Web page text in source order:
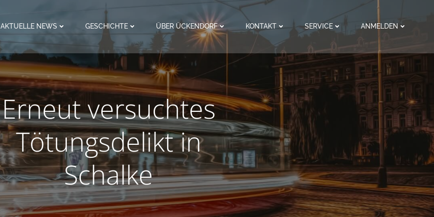
AKTUELLE NEWS GESCHICHTE ÜBER ÜCKENDORF KONTAKT SERVICE ANMELDEN
Erneut versuchtes
Tötungsdelikt in
Schalke